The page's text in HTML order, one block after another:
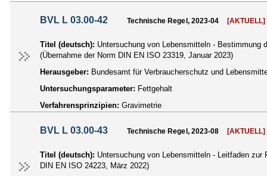
BVL L 03.00-42 Technische Regel, 2023-04 [AKTUELL]
Titel (deutsch): Untersuchung von Lebensmitteln - Bestimmung
(Übernahme der Norm DIN EN ISO 23319, Januar 2023)
Herausgeber: Bundesamt für Verbraucherschutz und
Untersuchungsparameter: Fettgehalt
Verfahrensprinzipien: Gravimetrie
BVL L 03.00-43 Technische Regel, 2023-08 [AKTUELL]
Titel (deutsch): Untersuchung von Lebensmitteln - Leitfaden
DIN EN ISO 24223, März 2022)